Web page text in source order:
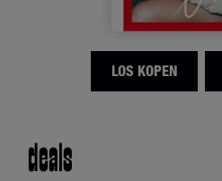
LOS KOPEN
deals